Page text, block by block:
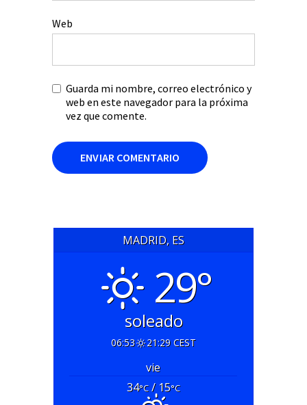
Web
Guarda mi nombre, correo electrónico y
web en este navegador para la próxima
vez que comente.
MADRID, ES
29°
soleado
06:53 21:29 CEST
vie
34°C/ 15°C